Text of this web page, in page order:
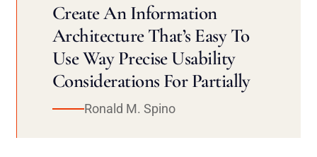
Create An Information
Architecture That’s Easy To
Use Way Precise Usability
Considerations For Partially
Ronald M. Spino